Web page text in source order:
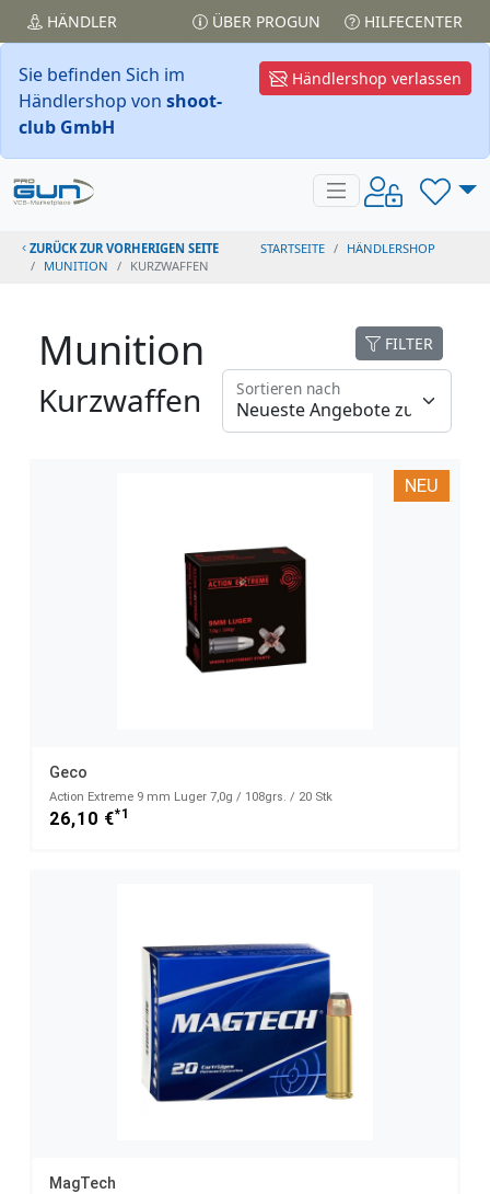
HÄNDLER ÜBER PROGUN HILFECENTER
Händlershop verlassen
Sie befinden Sich im
Händlershop von shoot-
club GmbH
ZURÜCK ZUR VORHERIGEN SEITE STARTSEITE
HÄNDLERSHOP
MUNITION
KURZWAFFEN
Munition
Kurzwaffen
FILTER
Sortieren nach
NEU
Geco
Action Extreme 9 mm Luger 7,0g / 108grs. / 20 Stk
26,10 €*1
MagTech